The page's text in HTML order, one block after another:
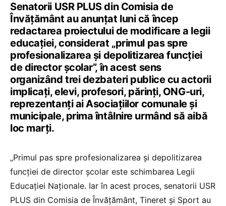
Senatorii USR PLUS din Comisia de
Învățământ au anunțat luni că încep
redactarea proiectului de modificare a legii
educației, considerat „primul pas spre
profesionalizarea și depolitizarea funcției
de director școlar”, în acest sens
organizând trei dezbateri publice cu actorii
implicați, elevi, profesori, părinți, ONG-uri,
reprezentanți ai Asociațiilor comunale și
municipale, prima întâlnire urmând să aibă
loc marți.
„Primul pas spre profesionalizarea și depolitizarea
funcției de director școlar este schimbarea Legii
Educației Naționale. Iar în acest proces, senatorii USR
PLUS din Comisia de Învățământ, Tineret și Sport au